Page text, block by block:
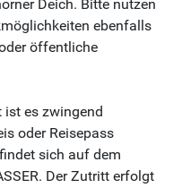
Deich. Bitte nutzen
ebenfalls
öffentliche
ist es zwingend
oder Reisepass
sich auf dem
Der Zutritt erfolgt